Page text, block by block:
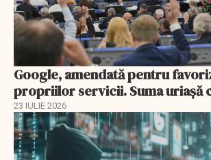
Google, amendată pentru
propriilor servicii. Suma uriașă
23 IULIE 2026